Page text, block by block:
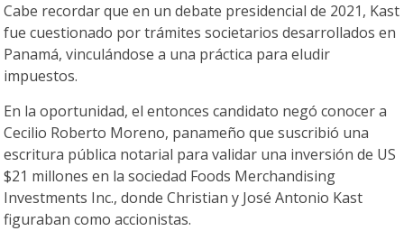
Cabe recordar que en un debate presidencial de 2021, Kast
fue cuestionado por trámites societarios desarrollados en
Panamá, vinculándose a una práctica para eludir
impuestos.
En la oportunidad, el entonces candidato negó conocer a
Cecilio Roberto Moreno, panameño que suscribió una
escritura pública notarial para validar una inversión de US
$21 millones en la sociedad Foods Merchandising
Investments Inc., donde Christian y José Antonio Kast
figuraban como accionistas.